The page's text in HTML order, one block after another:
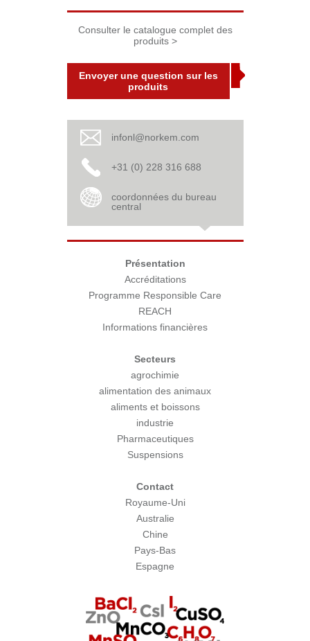
Consulter le catalogue complet des
produits >
Envoyer une question sur les
produits
infonl@norkem.com
+31 (0) 228 316 688
coordonnées du bureau
central
Présentation
Accréditations
Programme Responsible Care
REACH
Informations financières
Secteurs
agrochimie
alimentation des animaux
aliments et boissons
industrie
Pharmaceutiques
Suspensions
Contact
Royaume-Uni
Australie
Chine
Pays-Bas
Espagne